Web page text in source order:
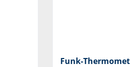
Funk-